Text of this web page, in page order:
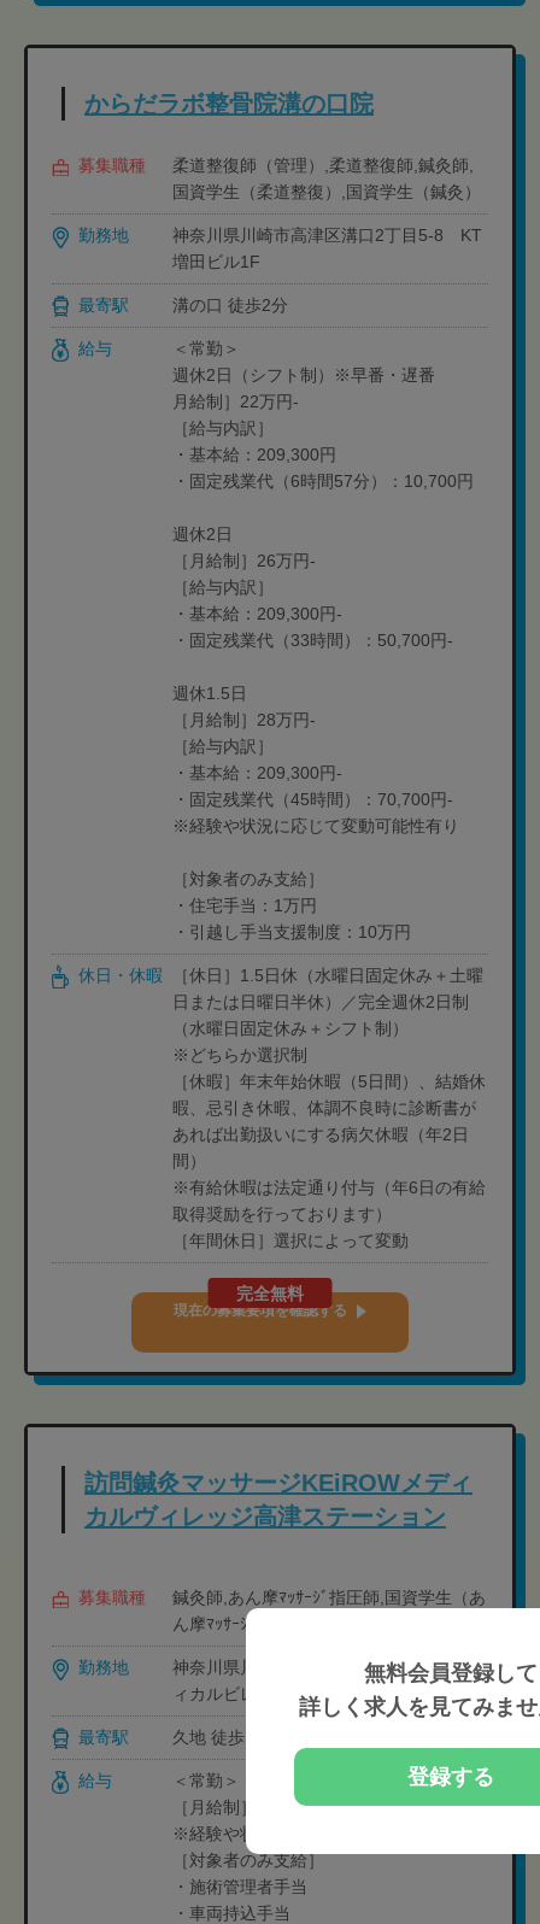
からだラボ整骨院溝の口院
募集職種
柔道整復師（管理）,柔道整復師,鍼灸師,
国資学生（柔道整復）,国資学生（鍼灸）
勤務地
神奈川県川崎市高津区溝口2丁目5-8 KT
増田ビル1F
最寄駅 溝の口 徒歩2分
給与
＜常勤＞
週休2日（シフト制）※早番・遅番
月給制］22万円-
［給与内訳］
・基本給：209,300円
・固定残業代（6時間57分）：10,700円
週休2日
［月給制］26万円-
［給与内訳］
・基本給：209,300円-
・固定残業代（33時間）：50,700円-
週休1.5日
［月給制］28万円-
［給与内訳］
・基本給：209,300円-
・固定残業代（45時間）：70,700円-
※経験や状況に応じて変動可能性有り
［対象者のみ支給］
・住宅手当：1万円
・引越し手当支援制度：10万円
休日・休暇
［休日］1.5日休（水曜日固定休み＋土曜
日または日曜日半休）／完全週休2日制
（水曜日固定休み＋シフト制）
※どちらか選択制
［休暇］年末年始休暇（5日間）、結婚休
暇、忌引き休暇、体調不良時に診断書が
あれば出勤扱いにする病欠休暇（年2日
間）
※有給休暇は法定通り付与（年6日の有給
取得奨励を行っております）
［年間休日］選択によって変動
完全無料
現在の募集要項を確認する
訪問鍼灸マッサージKEiROWメディ
カルヴィレッジ高津ステーション
募集職種
鍼灸師,あん摩ﾏｯｻｰｼﾞ指圧師,国資学生（あ
ん摩ﾏｯｻｰｼﾞ指圧）
勤務地
神奈川県川崎市高津区宇奈根638-1 メデ
ィカルビレッジ高津H棟1F
最寄駅 久地 徒歩11分
給与
＜常勤＞
［月給制］30万円-
※経験や状況に応じて変動可能性有り
［対象者のみ支給］
・施術管理者手当
・車両持込手当
無料会員登録して
詳しく求人を見てみま
登録する